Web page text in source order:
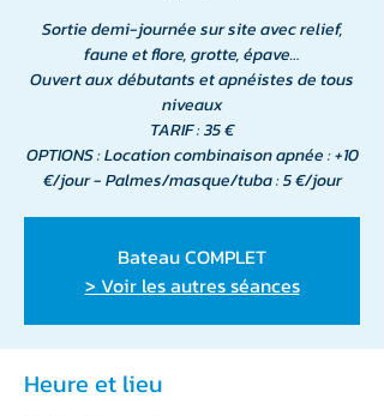
Sortie demi-journée sur site avec relief,
faune et flore, grotte, épave…
Ouvert aux débutants et apnéistes de tous
niveaux
TARIF : 35 €
OPTIONS : Location combinaison apnée : +10
€/jour - Palmes/masque/tuba : 5 €/jour
Bateau COMPLET
> Voir les autres séances
Heure et lieu